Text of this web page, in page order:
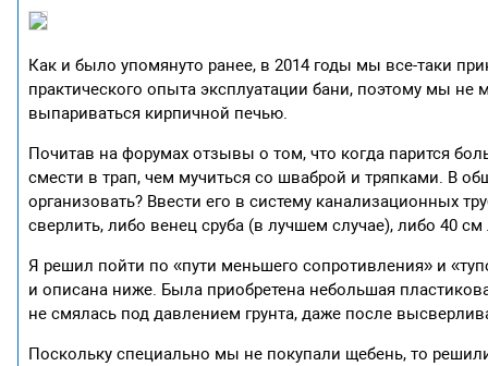
Как и было упомянуто ранее, в 2014 годы мы все-таки
практического опыта эксплуатации бани, поэтому мы
выпариваться кирпичной печью.
Почитав на форумах отзывы о том, что когда парится
смести в трап, чем мучиться со шваброй и тряпками. В
организовать? Ввести его в систему канализационных
сверлить, либо венец сруба (в лучшем случае), либо 40
Я решил пойти по «пути меньшего сопротивления» и
и описана ниже. Была приобретена небольшая
не смялась под давлением грунта, даже после
Поскольку специально мы не покупали щебень, то